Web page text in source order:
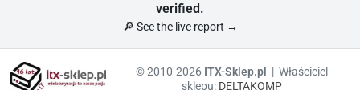
verified.
🔎 See the live report →
© 2010-2026 ITX-Sklep.pl
| Właściciel
sklepu: DELTAKOMP